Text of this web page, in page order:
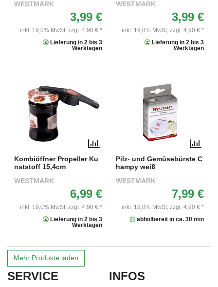
WESTMARK
3,99 €
inkl. 19,0% MwSt, zzgl. 4,90 € *
Lieferung in 2 bis 3
Werktagen
WESTMARK
3,99 €
inkl. 19,0% MwSt, zzgl. 4,90 € *
Lieferung in 2 bis 3
Werktagen
Kombiöffner Propeller Ku
nststoff 15,4cm
WESTMARK
6,99 €
inkl. 19,0% MwSt, zzgl. 4,90 € *
Lieferung in 2 bis 3
Werktagen
Pilz- und Gemüsebürste C
hampy weiß
WESTMARK
7,99 €
inkl. 19,0% MwSt, zzgl. 4,90 € *
abholbereit in ca. 30 min
Mehr Produkte laden
SERVICE INFOS